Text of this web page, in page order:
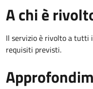
A chi è
Il servizio è rivolto a tutti
requisiti previsti.